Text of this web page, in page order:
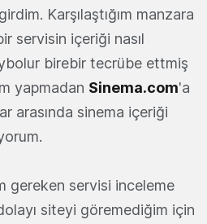
Karşılaştığım manzara
servisin içeriği nasıl
birebir tecrübe ettmiş
yapmadan Sinema.com'a
arasında sinema içeriği
gereken servisi inceleme
siteyi göremediğim için